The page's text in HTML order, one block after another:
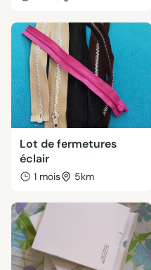
Lot de fermetures
éclair
1 mois 5km